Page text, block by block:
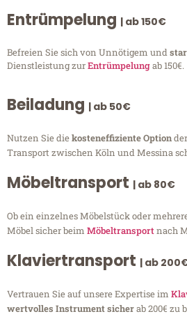
Entrümpelung | ab 150€
Befreien Sie sich von Unnötigem und
Dienstleistung zurEntrümpelungab 150€.
Beiladung | ab 50€
Nutzen Sie diekosteneffiziente Optionder
Transport zwischen Köln und Messina
Möbeltransport | ab 80€
Ob ein einzelnes Möbelstück oder
Möbel sicher beim Möbeltransportnach
Klaviertransport | ab
Vertrauen Sie auf unsere Expertise im
wertvolles Instrument sicherab 200€ zu